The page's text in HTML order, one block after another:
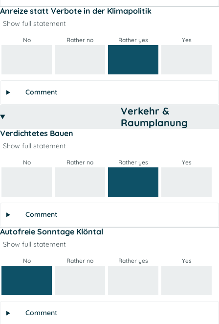
Anreize statt Verbote in der Klimapolitik
Show full statement
No Rather no Rather yes Yes
Comment
Verkehr &
Raumplanung
Verdichtetes Bauen
Show full statement
No Rather no Rather yes Yes
Comment
Autofreie Sonntage Klöntal
Show full statement
No Rather no Rather yes Yes
Comment